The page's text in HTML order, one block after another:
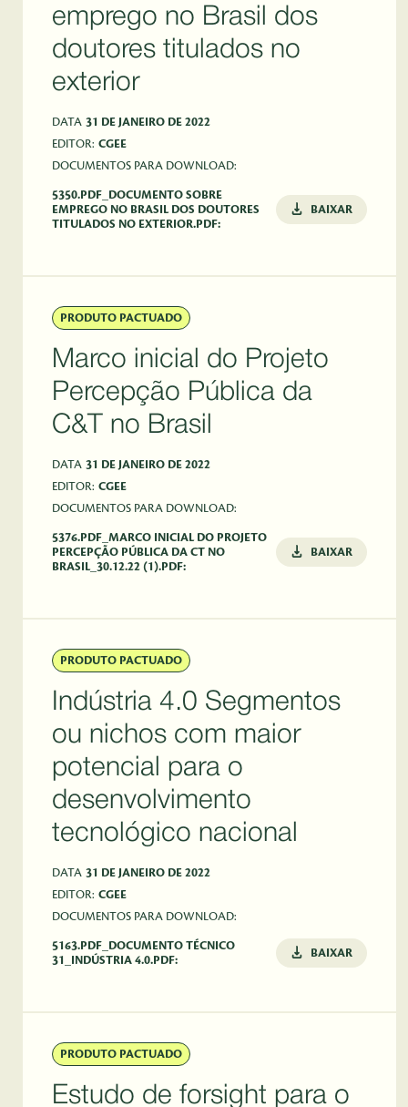
emprego no Brasil dos
doutores titulados no
exterior
DATA 31 DE JANEIRO DE 2022
EDITOR: CGEE
DOCUMENTOS PARA DOWNLOAD:
5350.PDF_DOCUMENTO SOBRE
EMPREGO NO BRASIL DOS DOUTORES
TITULADOS NO EXTERIOR.PDF:
BAIXAR
PRODUTO PACTUADO
Marco inicial do Projeto
Percepção Pública da
C&T no Brasil
DATA 31 DE JANEIRO DE 2022
EDITOR: CGEE
DOCUMENTOS PARA DOWNLOAD:
5376.PDF_MARCO INICIAL DO PROJETO
PERCEPÇÃO PÚBLICA DA CT NO
BRASIL_30.12.22 (1).PDF:
BAIXAR
PRODUTO PACTUADO
Indústria 4.0 Segmentos
ou nichos com maior
potencial para o
desenvolvimento
tecnológico nacional
DATA 31 DE JANEIRO DE 2022
EDITOR: CGEE
DOCUMENTOS PARA DOWNLOAD:
5163.PDF_DOCUMENTO TÉCNICO
31_INDÚSTRIA 4.0.PDF:
BAIXAR
PRODUTO PACTUADO
Estudo de forsight para o